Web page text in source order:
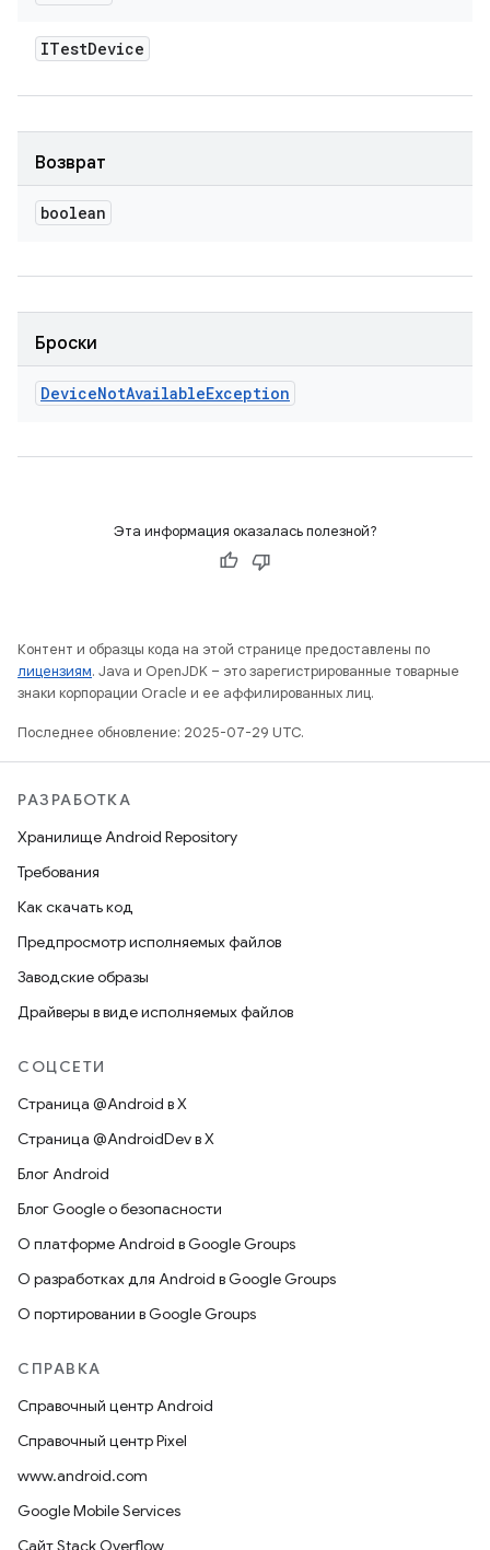
ITestDevice
Возврат
boolean
Броски
DeviceNotAvailableException
Эта информация оказалась полезной?
Контент и образцы кода на этой странице предоставлены по
лицензиям. Java и OpenJDK – это зарегистрированные товарные
знаки корпорации Oracle и ее аффилированных лиц.
Последнее обновление: 2025-07-29 UTC.
РАЗРАБОТКА
Хранилище Android Repository
Требования
Как скачать код
Предпросмотр исполняемых файлов
Заводские образы
Драйверы в виде исполняемых файлов
СОЦСЕТИ
Страница @Android в X
Страница @AndroidDev в X
Блог Android
Блог Google о безопасности
О платформе Android в Google Groups
О разработках для Android в Google Groups
О портировании в Google Groups
СПРАВКА
Справочный центр Android
Справочный центр Pixel
www.android.com
Google Mobile Services
Сайт Stack Overflow